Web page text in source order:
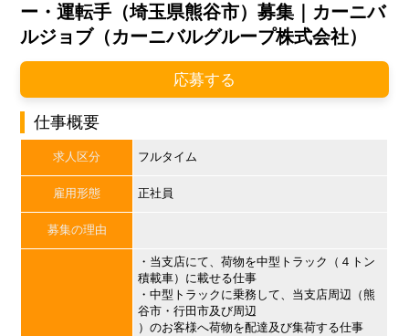
ー・運転手（埼玉県熊谷市）募集｜カーニバ
ルジョブ（カーニバルグループ株式会社）
応募する
仕事概要
求人区分 フルタイム
雇用形態 正社員
募集の理由
・当支店にて、荷物を中型トラック（４トン
積載車）に載せる仕事
・中型トラックに乗務して、当支店周辺（熊
谷市・行田市及び周辺
）のお客様へ荷物を配達及び集荷する仕事